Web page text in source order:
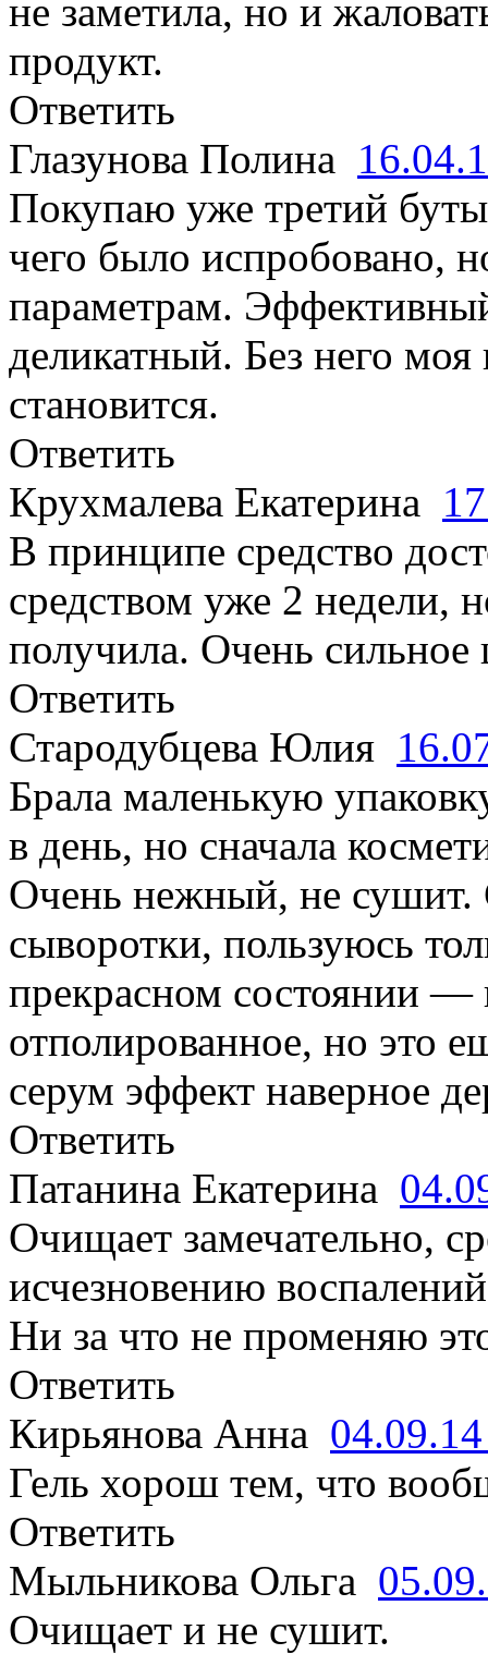
не заметила, но и
продукт.
Ответить
Глазунова Полина
Покупаю уже третий
чего было испробовано,
параметрам.
деликатный. Без него
становится.
Ответить
Крухмалева Екатерина
В принципе средство
средством уже 2 недели,
получила. Очень
Ответить
Стародубцева Юлия
Брала маленькую
в день, но сначала
Очень нежный, не сушит.
сыворотки, пользуюсь
прекрасном состоянии
отполированное, но это
серум эффект наверное
Ответить
Патанина Екатерина
Очищает замечательно,
исчезновению
Ни за что не променяю
Ответить
Кирьянова Анна
Гель хорош тем, что
Ответить
Мыльникова Ольга
Очищает и не сушит.